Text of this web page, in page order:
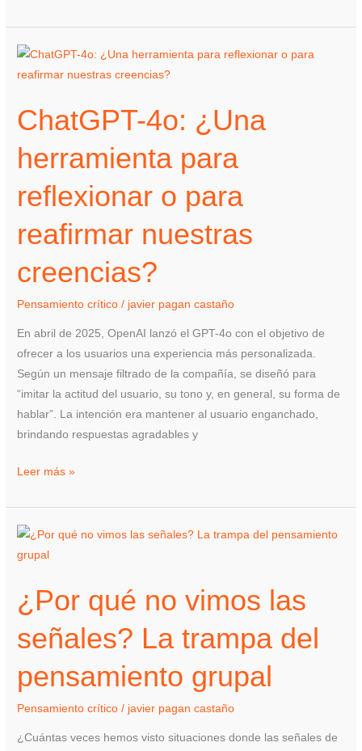
ChatGPT-4o: ¿Una
herramienta para
reflexionar o para
reafirmar nuestras
creencias?
Pensamiento crítico / javier pagan castaño
En abril de 2025, OpenAI lanzó el GPT-4o con el objetivo de
ofrecer a los usuarios una experiencia más personalizada.
Según un mensaje filtrado de la compañía, se diseñó para
“imitar la actitud del usuario, su tono y, en general, su forma de
hablar”. La intención era mantener al usuario enganchado,
brindando respuestas agradables y
ChatGPT-
4o:
herramienta
para
reflexionar
para
nuestras
Leer más »
¿Por qué no vimos las
señales? La trampa del
pensamiento grupal
Pensamiento crítico / javier pagan castaño
¿Cuántas veces hemos visto situaciones donde las señales de
¿Por
qué
vimos
las
señales?
trampa
del
pensamiento
grupal